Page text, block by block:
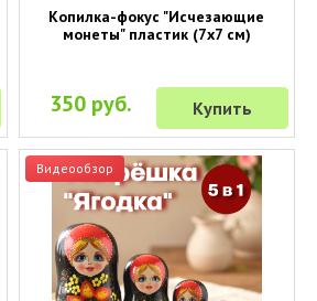
Копилка-фокус "Исчезающие
монеты" пластик (7х7 см)
350 руб. Купить
Видеообзор